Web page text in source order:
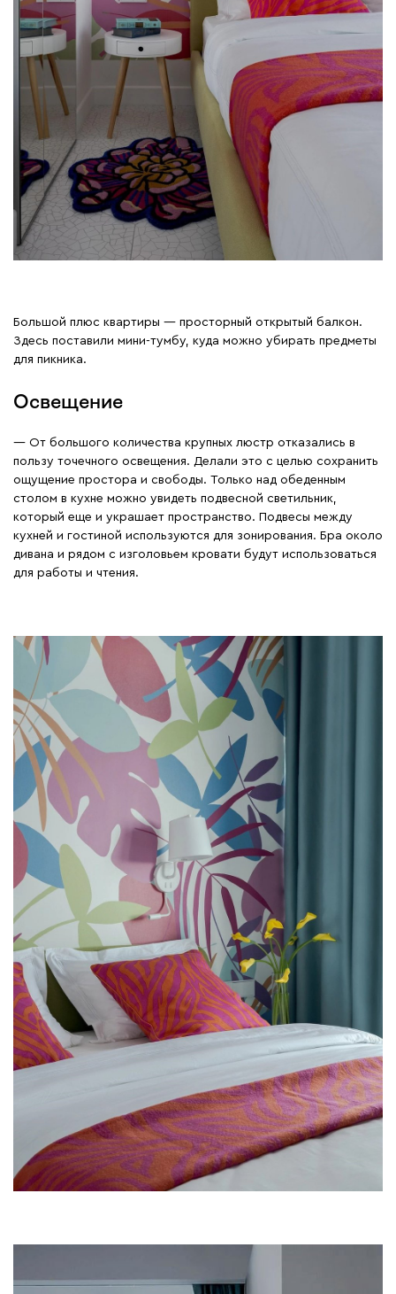
Большой плюс квартиры — просторный открытый балкон.
Здесь поставили мини-тумбу, куда можно убирать предметы
для пикника.
Освещение
— От большого количества крупных люстр отказались в
пользу точечного освещения. Делали это с целью сохранить
ощущение простора и свободы. Только над обеденным
столом в кухне можно увидеть подвесной светильник,
который еще и украшает пространство. Подвесы между
кухней и гостиной используются для зонирования. Бра около
дивана и рядом с изголовьем кровати будут использоваться
для работы и чтения.